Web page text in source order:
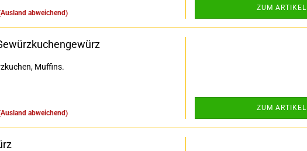
abweichend)
ZUM ARTIKEL
Muffins.
abweichend)
ZUM ARTIKEL